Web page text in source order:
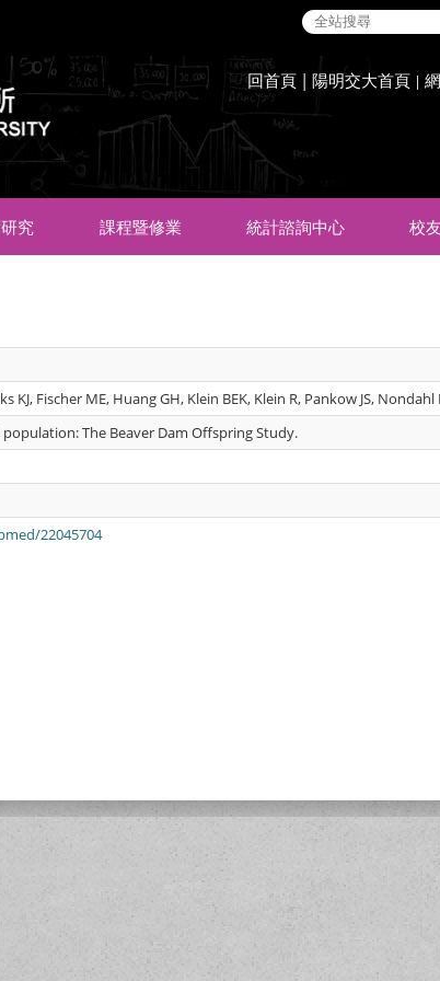
回首頁 | 陽明交大首頁 |
究 課程暨修業 統計諮詢中心 校
KJ, Fischer ME, Huang GH, Klein BEK, Klein R, Pankow JS, Nondahl
The Beaver Dam Offspring Study.
22045704